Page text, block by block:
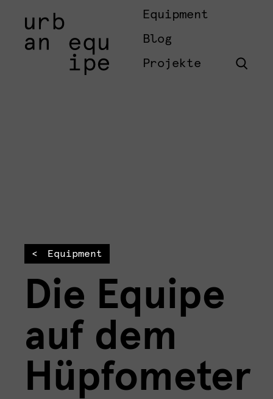
Equipment
Blog
Projekte
Equipment
Die Equipe
auf dem
Hüpfometer